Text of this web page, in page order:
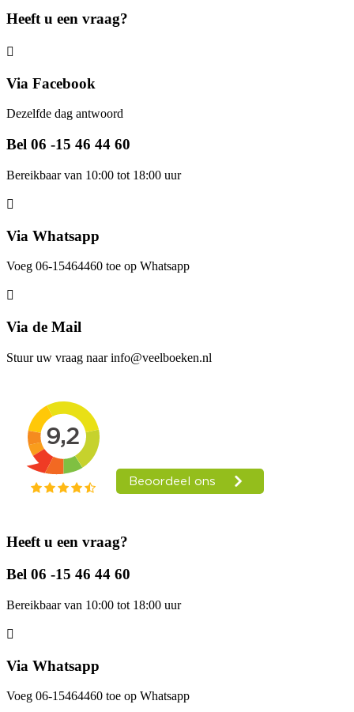
Heeft u een vraag?
Via Facebook
Dezelfde dag antwoord
Bel 06 -15 46 44 60
Bereikbaar van 10:00 tot 18:00 uur
Via Whatsapp
Voeg 06-15464460 toe op Whatsapp
Via de Mail
Stuur uw vraag naar info@veelboeken.nl
Heeft u een vraag?
Bel 06 -15 46 44 60
Bereikbaar van 10:00 tot 18:00 uur
Via Whatsapp
Voeg 06-15464460 toe op Whatsapp